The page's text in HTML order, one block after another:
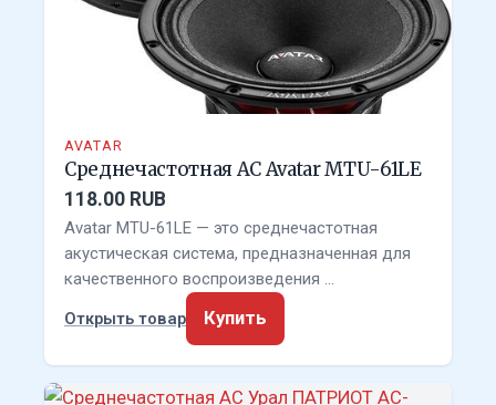
AVATAR
Среднечастотная АС Avatar MTU-61LE
118.00 RUB
Avatar MTU-61LE — это среднечастотная
акустическая система, предназначенная для
качественного воспроизведения …
Открыть товар
Купить